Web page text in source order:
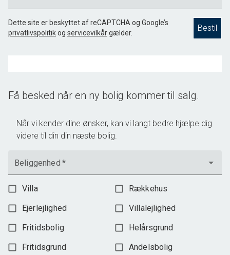
Dette site er beskyttet af reCAPTCHA og Google’s
privatlivspolitikog servicevilkårgælder. Bestil
Få besked når en ny bolig kommer til salg.
Når vi kender dine ønsker, kan vi langt bedre hjælpe dig
videre til din din næste bolig.
Beliggenhed *
Villa
Rækkehus
Ejerlejlighed
Villalejlighed
Fritidsbolig
Helårsgrund
Fritidsgrund
Andelsbolig